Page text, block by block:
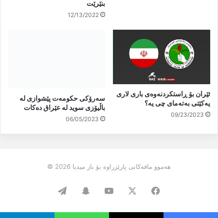
بنێرێت
12/13/2022
ئێران بۆ ڕاستکردنەوەی باری لاری
یەکێتی بەتەمای چی یە؟
09/23/2023
سەرۆکی حکومەت پێشوازی لە
باڵیۆزی سوید لە عێراق دەکات
06/05/2023
هەموو مافەکانی پارێزراوە بۆ باز میدیا 2026 ©
Facebook
YouTube
Snapchat
Telegram